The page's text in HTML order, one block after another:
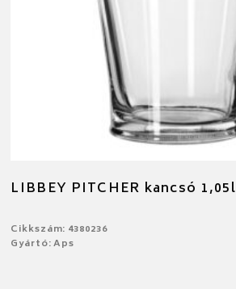
LIBBEY PITCHER kancsó 1,05l
Cikkszám: 4380236
Gyártó: Aps